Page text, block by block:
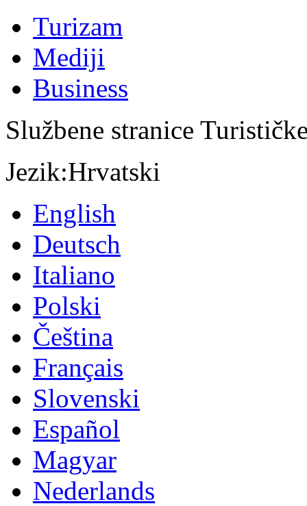
Turizam
Mediji
Business
Službene stranice
Jezik:Hrvatski
English
Deutsch
Italiano
Polski
Čeština
Français
Slovenski
Español
Magyar
Nederlands